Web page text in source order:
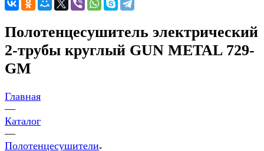
Полотенцесушитель электрический
2-трубы круглый GUN METAL 729-
GM
Главная
—
Каталог
—
Полотенцесушители